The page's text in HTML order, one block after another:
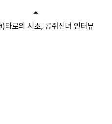
타로의 시초, 콩쥐신녀 인터뷰